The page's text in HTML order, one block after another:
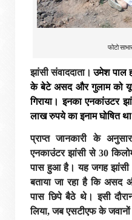
फोटो
झांसी संवाददाता।उमेश पाल
के बेटे असद और गुलाम को
गिराया। इनका एनकांउटर
लाख रुपये का इनाम घोषित
प्राप्त जानकारी के
एनकाउंटर झांसी से 30
पास हुआ है। यह जगह झांसी
बताया जा रहा है कि असद
पास छिपे बैठे थे। इसी
लिया, जब एसटीएफ के